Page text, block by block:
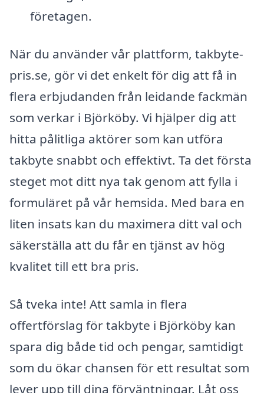
företagen.
När du använder vår plattform, takbyte-
pris.se, gör vi det enkelt för dig att få in
flera erbjudanden från leidande fackmän
som verkar i Björköby. Vi hjälper dig att
hitta pålitliga aktörer som kan utföra
takbyte snabbt och effektivt. Ta det första
steget mot ditt nya tak genom att fylla i
formuläret på vår hemsida. Med bara en
liten insats kan du maximera ditt val och
säkerställa att du får en tjänst av hög
kvalitet till ett bra pris.
Så tveka inte! Att samla in flera
offertförslag för takbyte i Björköby kan
spara dig både tid och pengar, samtidigt
som du ökar chansen för ett resultat som
lever upp till dina förväntningar. Låt oss